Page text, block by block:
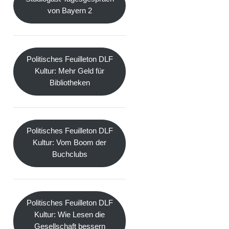
von Bayern 2
Politisches Feuilleton DLF
Kultur: Mehr Geld für
Bibliotheken
Politisches Feuilleton DLF
Kultur: Vom Boom der
Buchclubs
Politisches Feuilleton DLF
Kultur: Wie Lesen die
Gesellschaft bessern